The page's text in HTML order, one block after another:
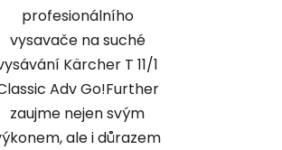
profesionálního
vysavače na suché
Kärcher T 11/1
Adv Go!Further
zaujme nejen svým
ale i důrazem